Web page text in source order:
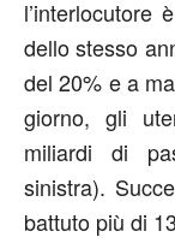
l’interlocutore
dello stesso
del 20% e a
giorno, gli
miliardi di
sinistra).
battuto più di